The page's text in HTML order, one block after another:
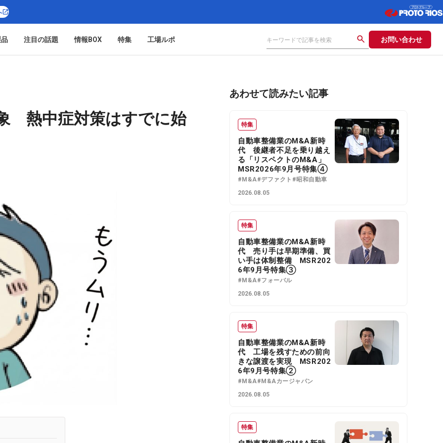
注目の話題 情報BOX 特集 工場ルポ お問い合わせ
熱中症対策はすでに始
あわせて読みたい記事
特集
自動車整備業のM&A新時
代 後継者不足を乗り越え
る「リスペクトのM&A」
MSR2026年9月号特集④
#M&A#デファクト #昭和自動車
2026.08.05
特集
自動車整備業のM&A新時
代 売り手は早期準備、買
い手は体制整備 MSR202
6年9月号特集③
#M&A#フォーバル
2026.08.05
特集
自動車整備業のM&A新時
代 工場を残すための前向
きな譲渡を実現 MSR202
6年9月号特集②
#M&A#M&Aカージャパン
2026.08.05
特集